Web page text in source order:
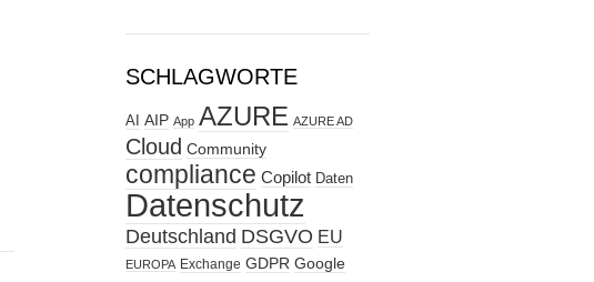
SCHLAGWORTE
AI AIP App AZURE AZURE AD
Cloud Community
compliance Copilot Daten
Datenschutz
Deutschland DSGVO EU
EUROPA Exchange GDPR Google